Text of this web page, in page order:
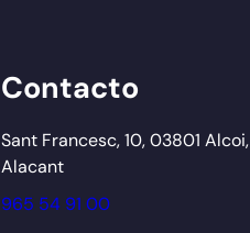
Contacto
Sant Francesc, 10, 03801 Alcoi,
Alacant
965 54 91 00